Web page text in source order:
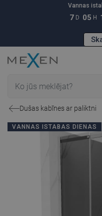
Vannas
7 D 05 H
Dušas kabīnes ar paliktni
VANNAS ISTABAS DIENAS